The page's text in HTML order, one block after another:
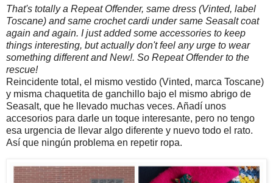
That's totally a Repeat Offender, same dress (Vinted, label
Toscane) and same crochet cardi under same Seasalt coat
again and again. I just added some accessories to keep
things interesting, but actually don't feel any urge to wear
something different and New!. So Repeat Offender to the
rescue!
Reincidente total, el mismo vestido (Vinted, marca Toscane)
y misma chaquetita de ganchillo bajo el mismo abrigo de
Seasalt, que he llevado muchas veces. Añadí unos
accesorios para darle un toque interesante, pero no tengo
esa urgencia de llevar algo diferente y nuevo todo el rato.
Así que ningún problema en repetir ropa.